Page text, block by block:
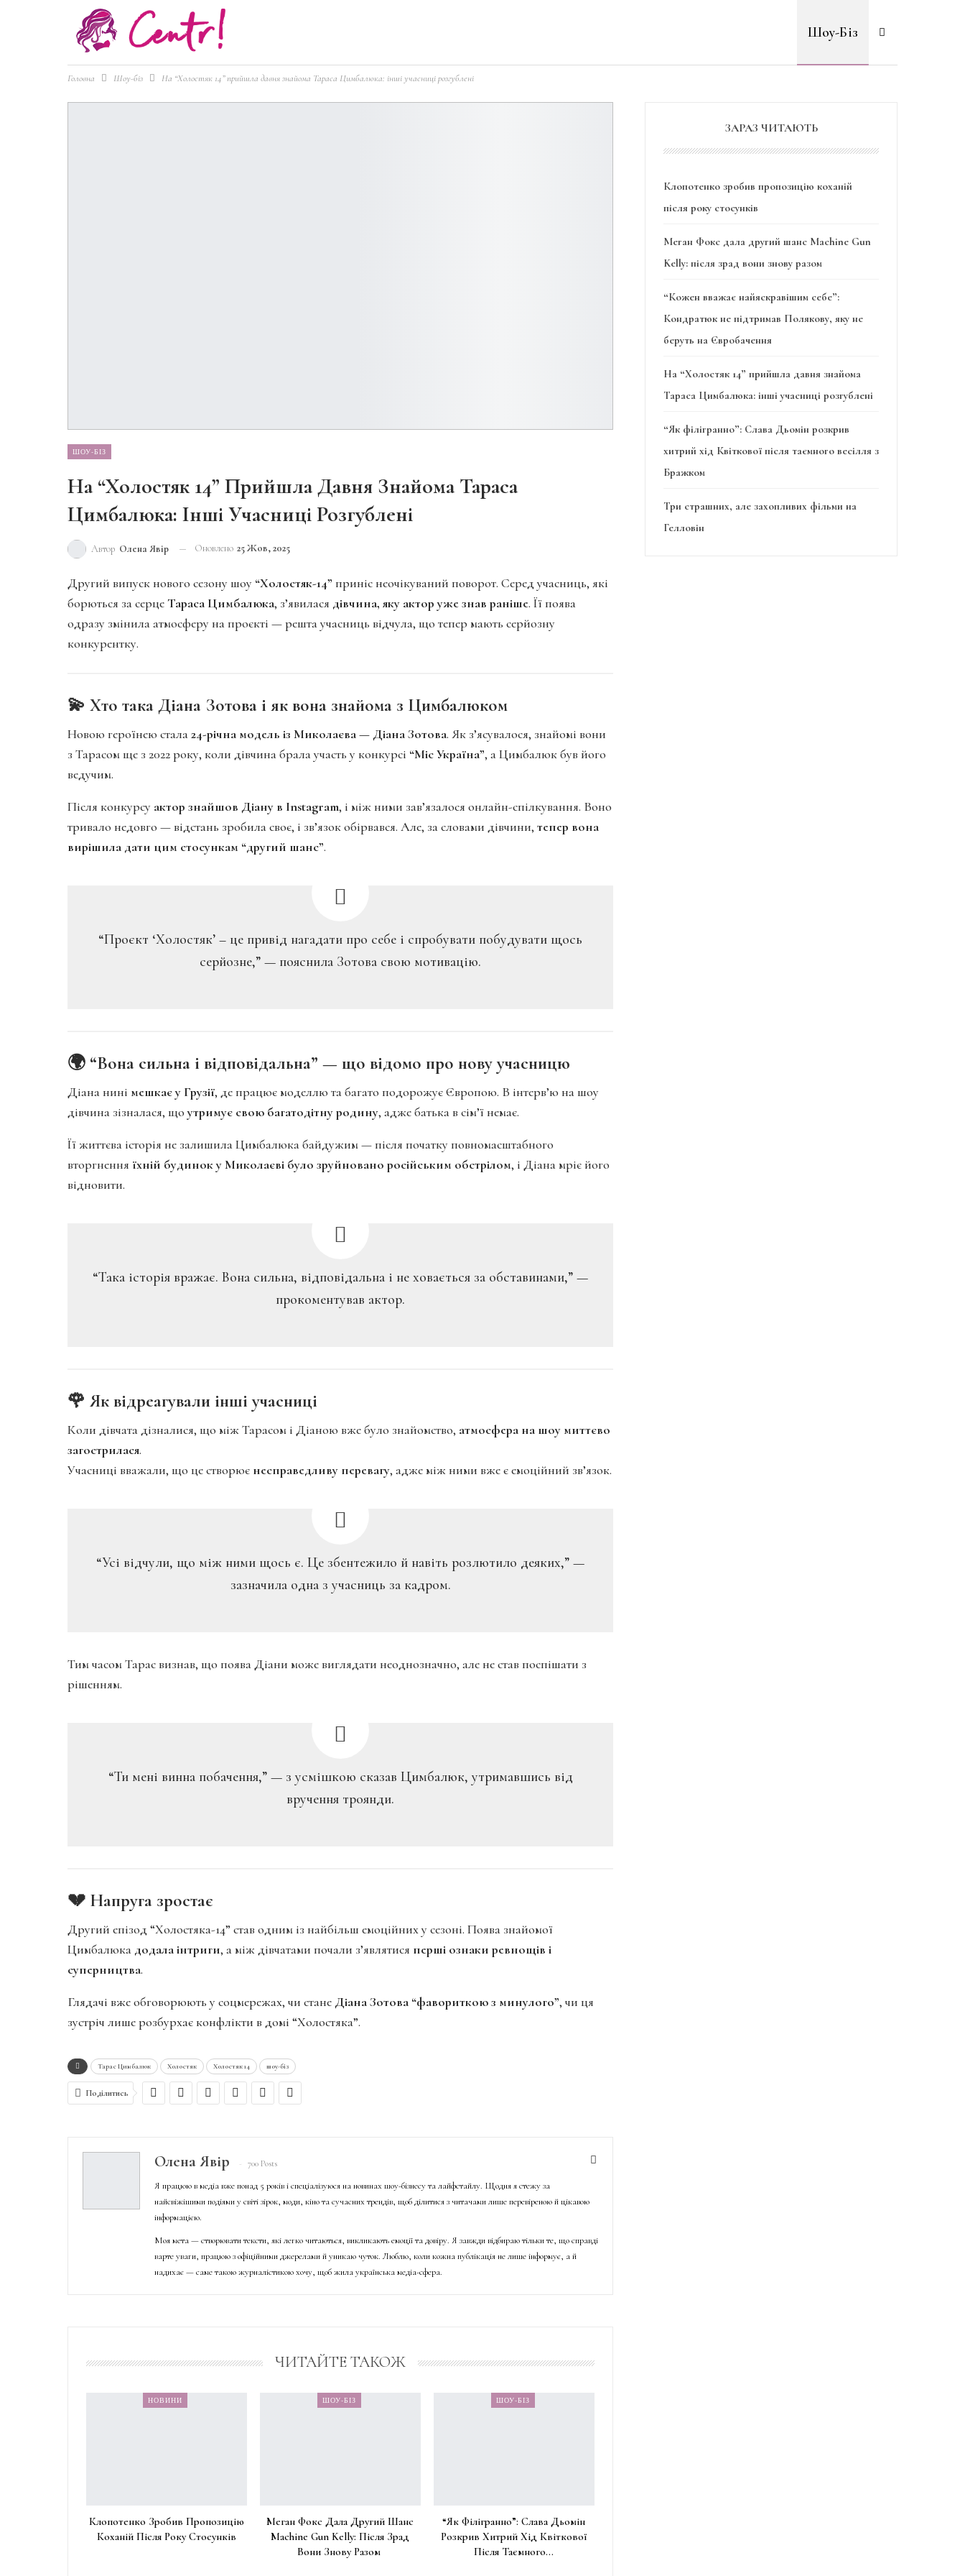
Шоу-Біз
Головна Шоу-біз На “Холостяк 14” прийшла давня знайома Тараса Цимбалюка: інші учасниці розгублені
ШОУ-БІЗ
На “Холостяк 14” Прийшла Давня Знайома Тараса
Цимбалюка: Інші Учасниці Розгублені
Автор Олена Явір Оновлено 25 Жов, 2025
Другий випуск нового сезону шоу “Холостяк-14” приніс неочікуваний поворот. Серед учасниць, які
борються за серцеТараса Цимбалюка, з’явилася дівчина, яку актор уже знав раніше. Її поява
одразу змінила атмосферу на проєкті — решта учасниць відчула, що тепер мають серйозну
конкурентку.
💫 Хто така Діана Зотова і як вона знайома з Цимбалюком
Новою героїнею стала24-річна модель із Миколаєва — Діана Зотова. Як з’ясувалося, знайомі вони
з Тарасом ще з 2022 року, коли дівчина брала участь у конкурсі “Міс Україна”, а Цимбалюк був його
ведучим.
Після конкурсу актор знайшов Діану в Instagram, і між ними зав’язалося онлайн-спілкування. Воно
тривало недовго — відстань зробила своє, і зв’язок обірвався. Але, за словами дівчини, тепер вона
вирішила дати цим стосункам “другий шанс”.
“Проєкт ‘Холостяк’ – це привід нагадати про себе і спробувати побудувати щось
серйозне,” — пояснила Зотова свою мотивацію.
🌍 “Вона сильна і відповідальна” — що відомо про нову учасницю
Діана нині мешкає у Грузії, де працює моделлю та багато подорожує Європою. В інтерв’ю на шоу
дівчина зізналася, щоутримує свою багатодітну родину, адже батька в сім’ї немає.
Її життєва історія не залишила Цимбалюка байдужим — після початку повномасштабного
вторгнення їхній будинок у Миколаєві було зруйновано російським обстрілом, і Діана мріє його
відновити.
“Така історія вражає. Вона сильна, відповідальна і не ховається за обставинами,” —
прокоментував актор.
🌹 Як відреагували інші учасниці
Коли дівчата дізналися, що між Тарасом і Діаною вже було знайомство, атмосфера на шоу миттєво
загострилася.
Учасниці вважали, що це створює несправедливу перевагу, адже між ними вже є емоційний зв’язок.
“Усі відчули, що між ними щось є. Це збентежило й навіть розлютило деяких,” —
зазначила одна з учасниць за кадром.
Тим часом Тарас визнав, що поява Діани може виглядати неоднозначно, але не став поспішати з
рішенням.
“Ти мені винна побачення,” — з усмішкою сказав Цимбалюк, утримавшись від
вручення троянди.
💔 Напруга зростає
Другий епізод “Холостяка-14” став одним із найбільш емоційних у сезоні. Поява знайомої
Цимбалюка додала інтриги, а між дівчатами почали з’являтися перші ознаки ревнощів і
суперництва.
Глядачі вже обговорюють у соцмережах, чи стане Діана Зотова “фавориткою з минулого”, чи ця
зустріч лише розбурхає конфлікти в домі “Холостяка”.
Тарас Цимбалюк Холостяк Холостяк 14 шоу-біз
Поділитись
Олена Явір 700 Posts
Я працюю в медіа вже понад 5 років і спеціалізуюся на новинах шоу-бізнесу та лайфстайлу. Щодня я стежу за
найсвіжішими подіями у світі зірок, моди, кіно та сучасних трендів, щоб ділитися з читачами лише перевіреною й цікавою
інформацією.
Моя мета — створювати тексти, які легко читаються, викликають емоції та довіру. Я завжди відбираю тільки те, що справді
варте уваги, працюю з офіційними джерелами й уникаю чуток. Люблю, коли кожна публікація не лише інформує, а й
надихає — саме такою журналістикою хочу, щоб жила українська медіа-сфера.
ЧИТАЙТЕ ТАКОЖ
НОВИНИ
Клопотенко Зробив Пропозицію
Коханій Після Року Стосунків
ШОУ-БІЗ
Меган Фокс Дала Другий Шанс
Machine Gun Kelly: Після Зрад
Вони Знову Разом
ШОУ-БІЗ
“Як Філігранно”: Слава Дьомін
Розкрив Хитрий Хід Квіткової
Після Таємного…
ЗАРАЗ ЧИТАЮТЬ
Клопотенко зробив пропозицію коханій
після року стосунків
Меган Фокс дала другий шанс Machine Gun
Kelly: після зрад вони знову разом
“Кожен вважає найяскравішим себе”:
Кондратюк не підтримав Полякову, яку не
беруть на Євробачення
На “Холостяк 14” прийшла давня знайома
Тараса Цимбалюка: інші учасниці розгублені
“Як філігранно”: Слава Дьомін розкрив
хитрий хід Квіткової після таємного весілля з
Бражком
Три страшних, але захопливих фільми на
Гелловін